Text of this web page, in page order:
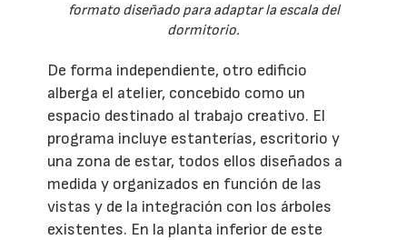
formato diseñado para adaptar la escala del
dormitorio.
De forma independiente, otro edificio
alberga el atelier, concebido como un
espacio destinado al trabajo creativo. El
programa incluye estanterías, escritorio y
una zona de estar, todos ellos diseñados a
medida y organizados en función de las
vistas y de la integración con los árboles
existentes. En la planta inferior de este